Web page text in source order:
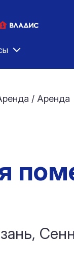
/ Аренда